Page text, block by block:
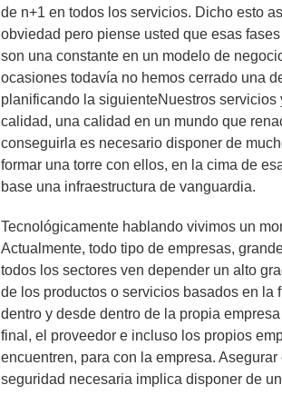
de n+1 en todos los servicios. Dicho esto
obviedad pero piense usted que esas
son una constante en un modelo de
ocasiones todavía no hemos cerrado una
planificando la siguienteNuestros servicios
calidad, una calidad en un mundo que
conseguirla es necesario disponer de
formar una torre con ellos, en la cima de
base una infraestructura de vanguardia.
Tecnológicamente hablando vivimos un
Actualmente, todo tipo de empresas,
todos los sectores ven depender un alto
de los productos o servicios basados en la
dentro y desde dentro de la propia
final, el proveedor e incluso los propios
encuentren, para con la empresa.
seguridad necesaria implica disponer de